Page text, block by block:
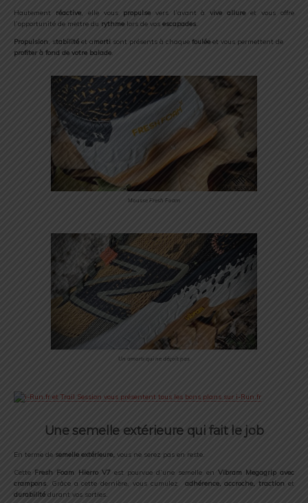
Hautement réactive, elle vous propulsevers l’avant àvive allure et vous offre
l’opportunité de mettre du rythme lors de vos escapades.
Propulsion, stabilité et amorti sont présents à chaque foulée et vous permettent de
profiter à fond de votre balade.
Mousse Fresh Foam
Un amorti qui ne déçoit pas
Une semelle extérieure qui fait le job
En terme de semelle extérieure, vous ne serez pas en reste.
Cette Fresh Foam Hierro V7est pourvue d’une semelle en Vibram Megagrip avec
crampons. Grâce a cette dernière, vous cumulez adhérence, accroche, traction et
durabilité durant vos sorties.